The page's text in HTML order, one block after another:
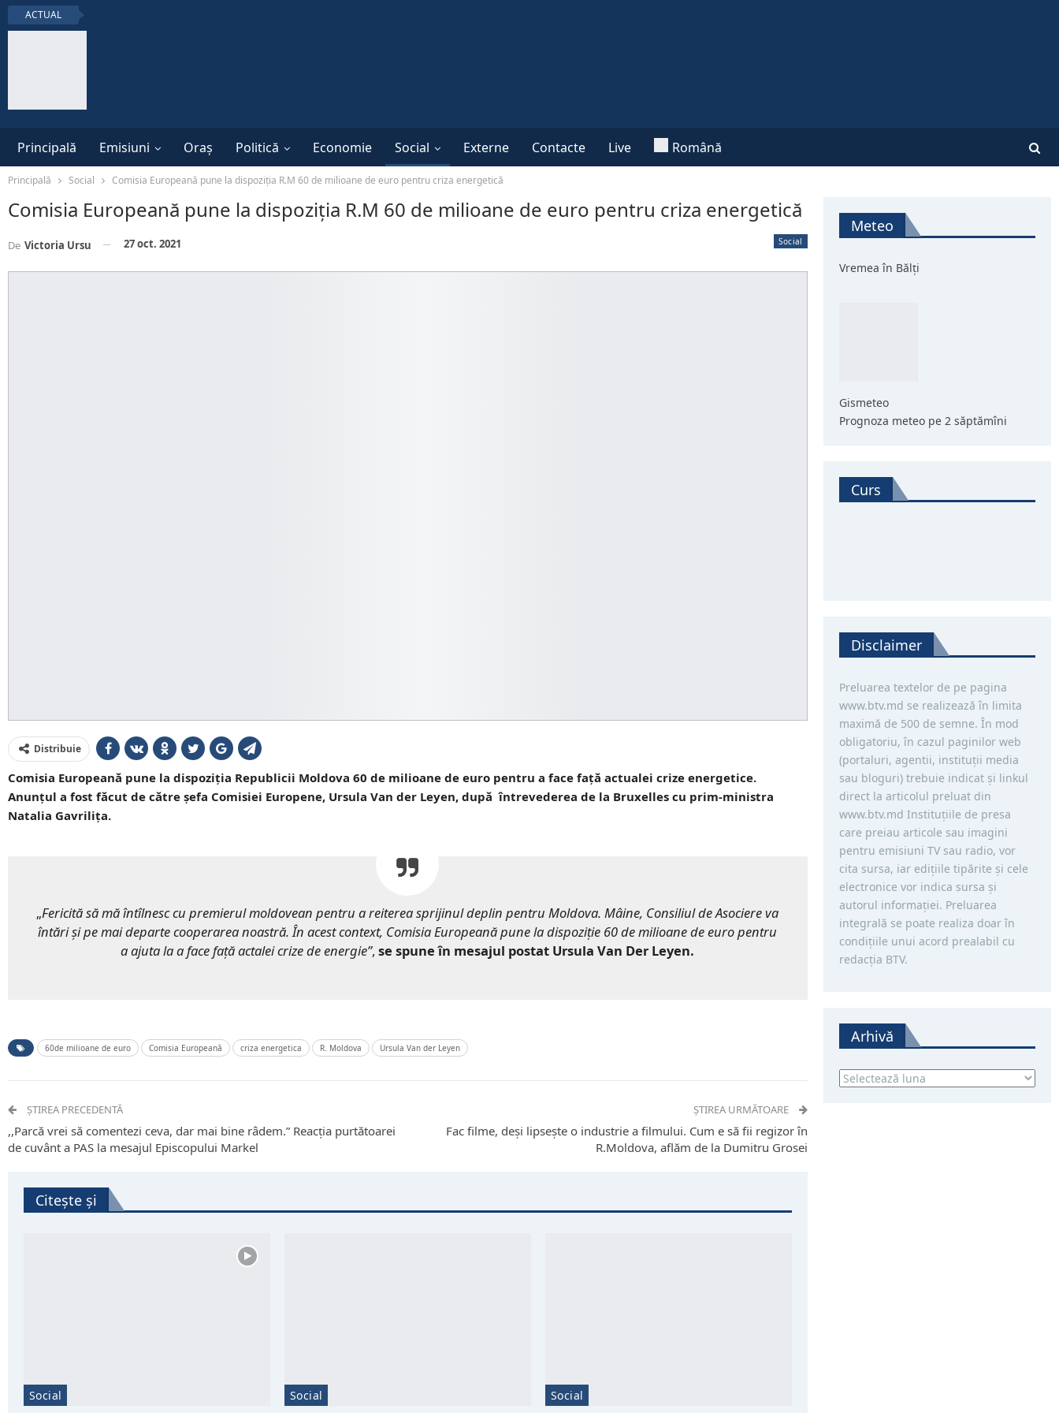
ACTUAL
Principală Emisiuni Oraș Politică Economie Social Externe Contacte Live Română
Principală Social Comisia Europeană pune la dispoziția R.M 60 de milioane de euro pentru criza energetică
Comisia Europeană pune la dispoziția R.M 60 de milioane de euro pentru criza energetică
Social
De Victoria Ursu 27 oct. 2021
Distribuie
Comisia Europeană pune la dispoziția Republicii Moldova 60 de milioane de euro pentru a face față actualei crize energetice.
Anunțul a fost făcut de către șefa Comisiei Europene, Ursula Van der Leyen, după întrevederea de la Bruxelles cu prim-ministra
Natalia Gavrilița.
„Fericită să mă întîlnesc cu premierul moldovean pentru a reiterea sprijinul deplin pentru Moldova. Mâine, Consiliul de Asociere va
întări și pe mai departe cooperarea noastră. În acest context, Comisia Europeană pune la dispoziție 60 de milioane de euro pentru
a ajuta la a face față actalei crize de energie”,se spune în mesajul postat Ursula Van Der Leyen.
60de milioane de euro Comisia Europeană criza energetica R. Moldova Ursula Van der Leyen
ȘTIREA PRECEDENTĂ
,,Parcă vrei să comentezi ceva, dar mai bine râdem.” Reacția purtătoarei
de cuvânt a PAS la mesajul Episcopului Markel
ȘTIREA URMĂTOARE
Fac filme, deși lipsește o industrie a filmului. Cum e să fii regizor în
R.Moldova, aflăm de la Dumitru Grosei
Citește și
Social Social Social
Meteo
Vremea în Bălți
Gismeteo
Prognoza meteo pe 2 săptămîni
Curs
Disclaimer
Preluarea textelor de pe pagina
www.btv.md se realizează în limita
maximă de 500 de semne. În mod
obligatoriu, în cazul paginilor web
(portaluri, agentii, instituţii media
sau bloguri) trebuie indicat şi linkul
direct la articolul preluat din
www.btv.md Instituţiile de presa
care preiau articole sau imagini
pentru emisiuni TV sau radio, vor
cita sursa, iar ediţiile tipărite și cele
electronice vor indica sursa şi
autorul informaţiei. Preluarea
integrală se poate realiza doar în
condiţiile unui acord prealabil cu
redacţia BTV.
Arhivă
Arhivă